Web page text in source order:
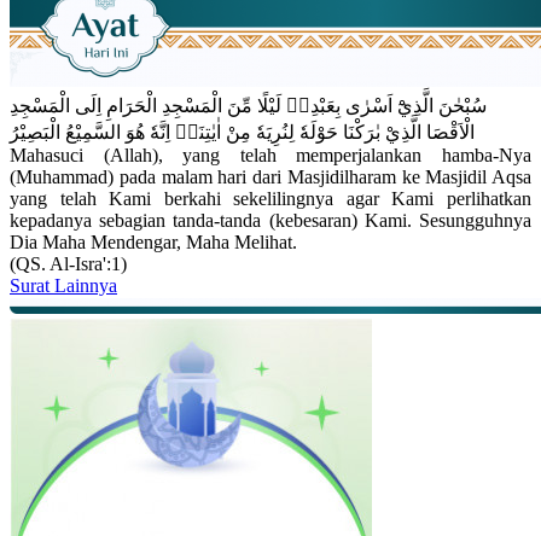
سُبْحٰنَ الَّذِيْٓ اَسْرٰى بِعَبْدِهٖ لَيْلًا مِّنَ الْمَسْجِدِ الْحَرَامِ اِلَى الْمَسْجِدِ
الْاَقْصَا الَّذِيْ بٰرَكْنَا حَوْلَهٗ لِنُرِيَهٗ مِنْ اٰيٰتِنَاۗ اِنَّهٗ هُوَ السَّمِيْعُ الْبَصِيْرُ
Mahasuci (Allah), yang telah memperjalankan hamba-Nya
(Muhammad) pada malam hari dari Masjidilharam ke Masjidil Aqsa
yang telah Kami berkahi sekelilingnya agar Kami perlihatkan
kepadanya sebagian tanda-tanda (kebesaran) Kami. Sesungguhnya
Dia Maha Mendengar, Maha Melihat.
(QS. Al-Isra':1)
Surat Lainnya